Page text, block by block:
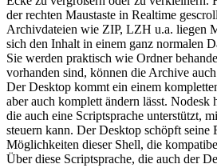
der rechten Maustaste in Realtime
Archivdateien wie ZIP, LZH u.a. liegen
sich den Inhalt in einem ganz normalen
Sie werden praktisch wie Ordner
vorhanden sind, können die Archive
Der Desktop kommt ein einem
aber auch komplett ändern lässt. Nodesk
die auch eine Scriptsprache unterstützt,
steuern kann. Der Desktop schöpft seine
Möglichkeiten dieser Shell, die
Über diese Scriptsprache, die auch der